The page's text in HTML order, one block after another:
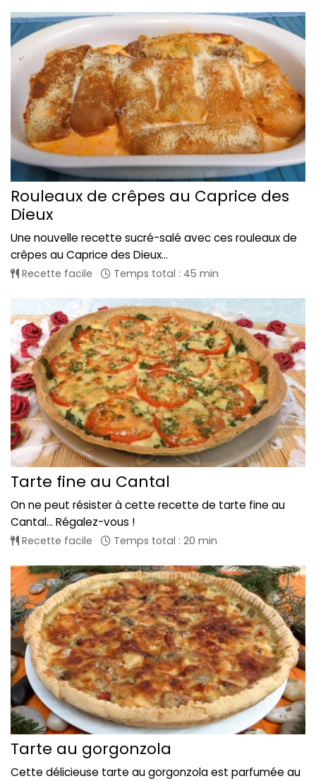
Rouleaux de crêpes au Caprice des
Dieux
Une nouvelle recette sucré-salé avec ces rouleaux de
crêpes au Caprice des Dieux...
Recette facile Temps total : 45 min
Tarte fine au Cantal
On ne peut résister à cette recette de tarte fine au
Cantal... Régalez-vous !
Recette facile Temps total : 20 min
Tarte au gorgonzola
Cette délicieuse tarte au gorgonzola est parfumée au